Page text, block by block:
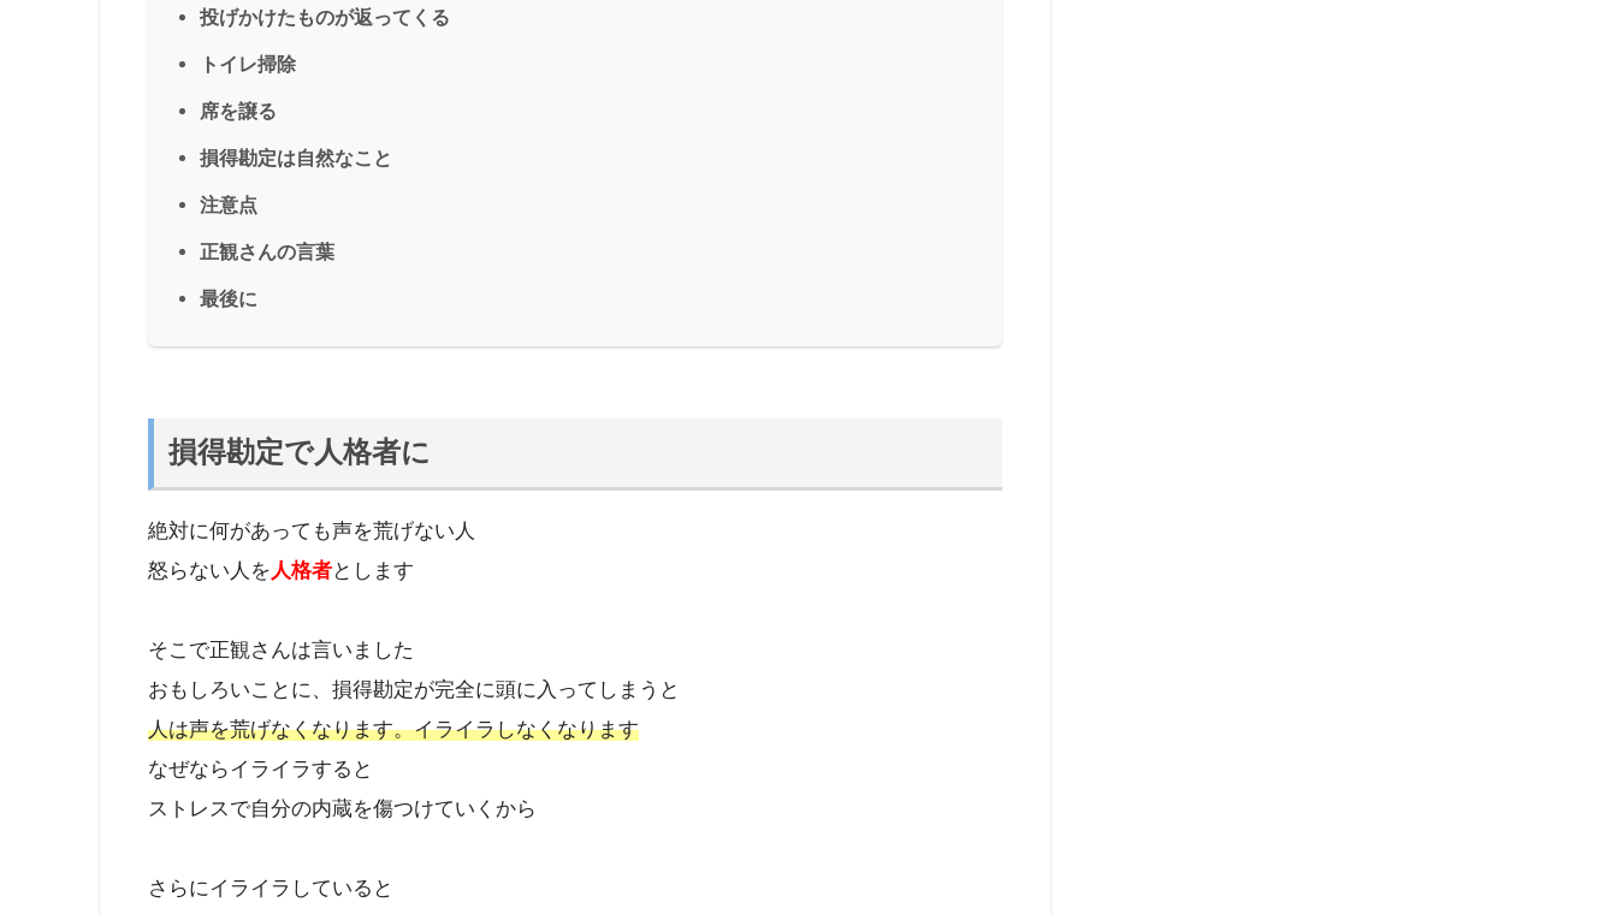
投げかけたものが返ってくる
トイレ掃除
席を譲る
損得勘定は自然なこと
注意点
正観さんの言葉
最後に
損得勘定で人格者に
絶対に何があっても声を荒げない人
怒らない人を 人格者とします
そこで正観さんは言いました
おもしろいことに、損得勘定が完全に頭に入ってしまうと
人は声を荒げなくなります。イライラしなくなります
なぜならイライラすると
ストレスで自分の内蔵を傷つけていくから
さらにイライラしていると